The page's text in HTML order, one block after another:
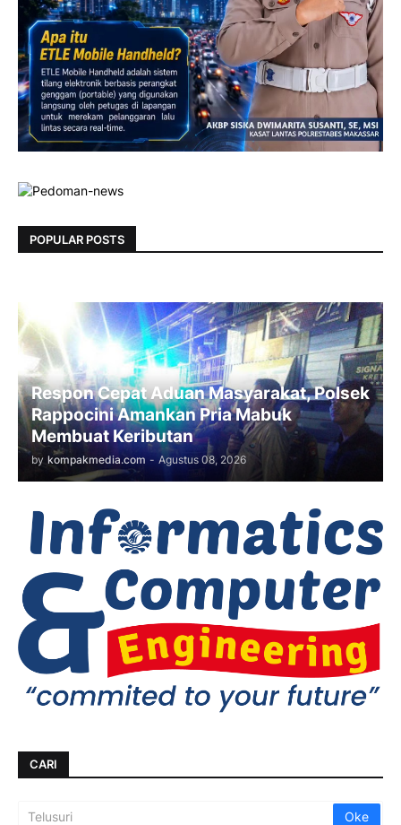
POPULAR POSTS
Respon Cepat Aduan Masyarakat, Polsek
Rappocini Amankan Pria Mabuk
Membuat Keributan
by kompakmedia.com - Agustus 08, 2026
CARI